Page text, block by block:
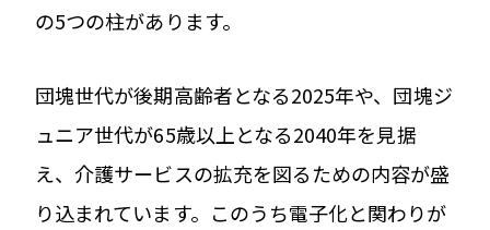
の5つの柱があります。
団塊世代が後期高齢者となる2025年や、団塊ジ
ュニア世代が65歳以上となる2040年を見据
え、介護サービスの拡充を図るための内容が盛
り込まれています。このうち電子化と関わりが